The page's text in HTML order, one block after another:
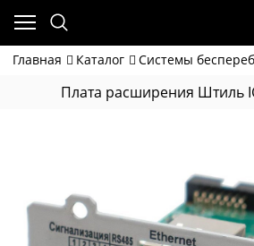
Главная Каталог Системы
Плата расширения Штиль